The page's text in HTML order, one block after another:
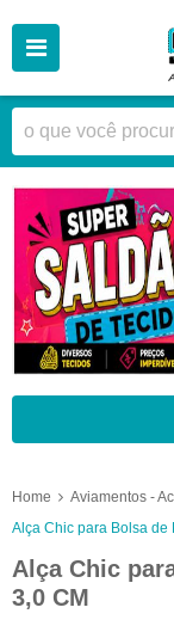
Home
Aviamentos -
Alça Chic para Bolsa de
Alça Chic
3,0 CM